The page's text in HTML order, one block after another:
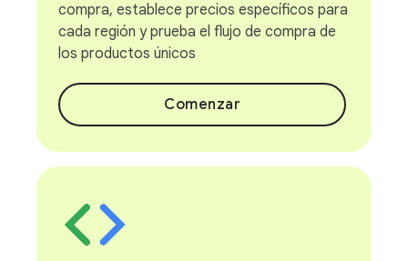
compra, establece precios específicos para
cada región y prueba el flujo de compra de
los productos únicos
Comenzar